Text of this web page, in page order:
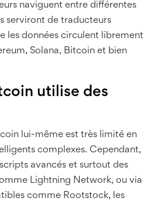
naviguent entre différentes
serviront de traducteurs
les données circulent librement
Solana, Bitcoin et bien
utilise des
lui-même est très limité en
complexes. Cependant,
avancés et surtout des
Lightning Network, ou via
comme Rootstock, les